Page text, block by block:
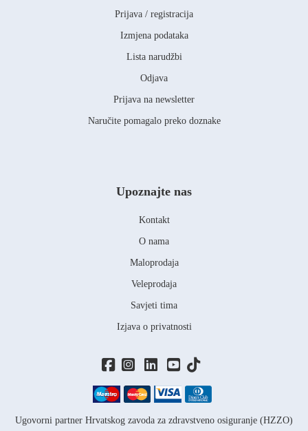
Prijava / registracija
Izmjena podataka
Lista narudžbi
Odjava
Prijava na newsletter
Naručite pomagalo preko doznake
Ugovorni partner Hrvatskog zavoda za zdravstveno osiguranje (HZZO)
Upoznajte nas
Kontakt
O nama
Maloprodaja
Veleprodaja
Savjeti tima
Izjava o privatnosti